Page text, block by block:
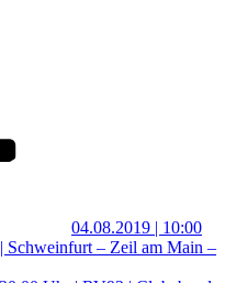
04.08.2019 | 10:00
Schweinfurt – Zeil am Main –